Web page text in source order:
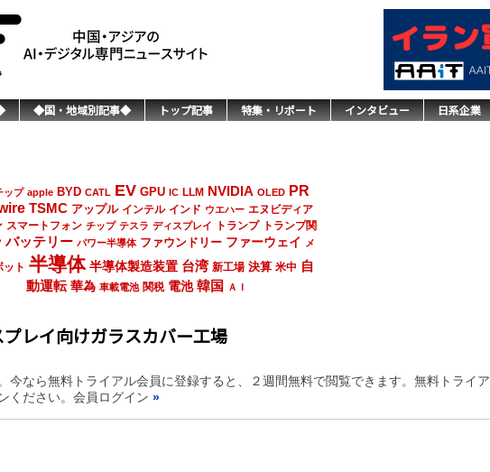
◆国・地域別記事◆ トップ記事 特集・リポート インタビュー 日系企業
ップ apple BYD CATL EV GPU IC LLM NVIDIA OLED PR
TSMC アップル インテル インド ウエハー エヌビディア
スマートフォン チップ テスラ ディスプレイ トランプ
トランプ関
バッテリー パワー半導体 ファウンドリー ファーウェイ メ
ット 半導体 半導体製造装置 台湾 新工場 決算 米中 自
動運転 華為 車載電池 関税 電池 韓国 ＡＩ
レイ向けガラスカバー工場
今なら無料トライアル会員に登録すると、２週間無料で閲覧できます。無料トライア
ください。会員ログイン »